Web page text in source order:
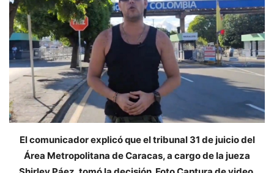
El comunicador explicó que el tribunal 31 de juicio del
Área Metropolitana de Caracas, a cargo de la jueza